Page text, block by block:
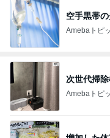
空手黒帯
Amebaトピ
次世代掃
Amebaトピ